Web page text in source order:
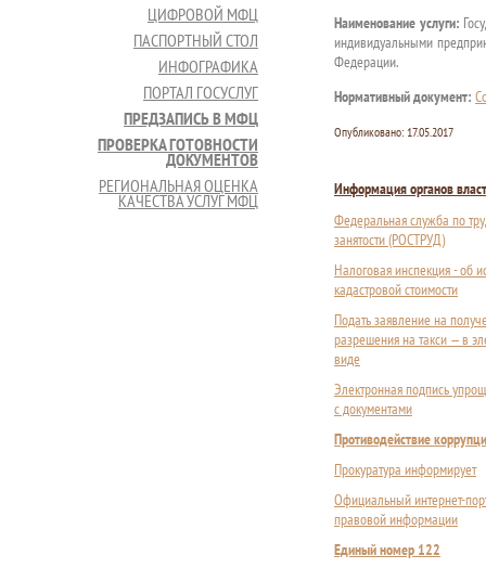
ЦИФРОВОЙ МФЦ
ПАСПОРТНЫЙ СТОЛ
ИНФОГРАФИКА
ПОРТАЛ ГОСУСЛУГ
ПРЕДЗАПИСЬ В МФЦ
ПРОВЕРКА ГОТОВНОСТИ
ДОКУМЕНТОВ
РЕГИОНАЛЬНАЯ ОЦЕНКА
КАЧЕСТВА УСЛУГ МФЦ
Наименование услуги:
индивидуальными
Федерации.
Нормативный документ:
Опубликовано: 17.05.2017
Информация органов
Федеральная служба по
занятости (РОСТРУД)
Налоговая инспекция - об
кадастровой стоимости
Подать заявление на
разрешения на такси — в
виде
Электронная подпись
с документами
Противодействие
Прокуратура информирует
Официальный интернет-
правовой информации
Единый номер 122